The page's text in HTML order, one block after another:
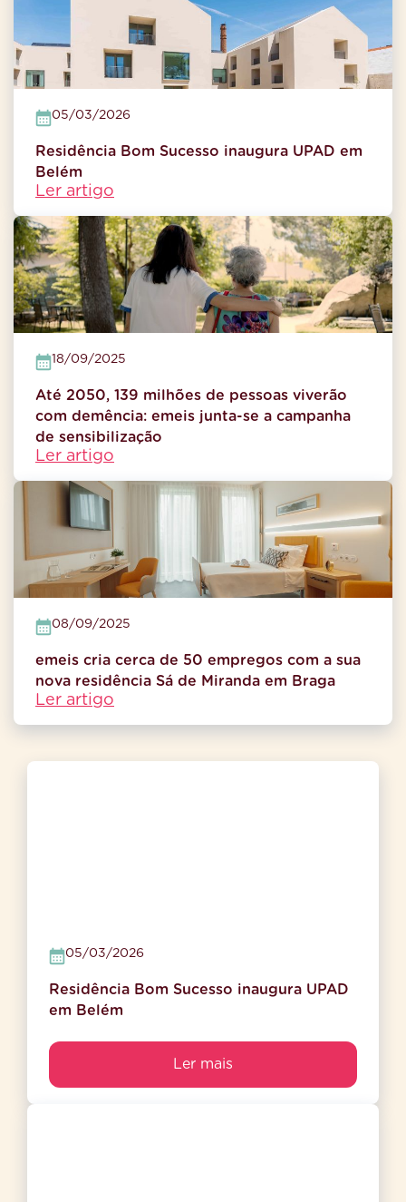
05/03/2026
Residência Bom Sucesso inaugura UPAD em
Belém
Ler artigo
18/09/2025
Até 2050, 139 milhões de pessoas viverão
com demência: emeis junta-se a campanha
de sensibilização
Ler artigo
08/09/2025
emeis cria cerca de 50 empregos com a sua
nova residência Sá de Miranda em Braga
Ler artigo
05/03/2026
Residência Bom Sucesso inaugura UPAD
em Belém
Ler mais